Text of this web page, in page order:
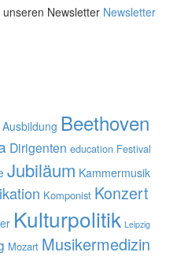
Newsletter Newsletter
Ausbildung Beethoven
Dirigenten education Festival
Jubiläum Kammermusik
Komponist Konzert
Kulturpolitik Leipzig
Mozart Musikermedizin